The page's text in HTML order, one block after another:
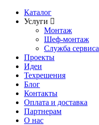
Каталог
Услуги
Монтаж
Шеф-монтаж
Служба сервиса
Проекты
Идеи
Техрешения
Блог
Контакты
Оплата и доставка
Партнерам
О нас